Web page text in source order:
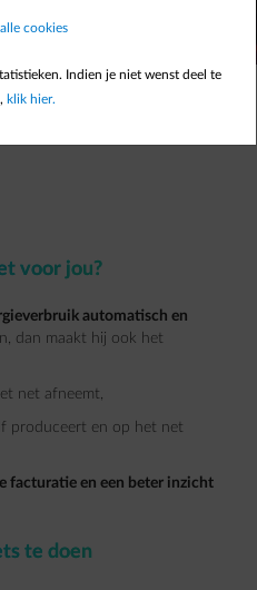
voor jou?
automatisch en
dan maakt hij ook het
net afneemt,
produceert en op het net
facturatie en een beter inzicht
te doen
cookies
Indien je niet wenst deel te
klik hier.